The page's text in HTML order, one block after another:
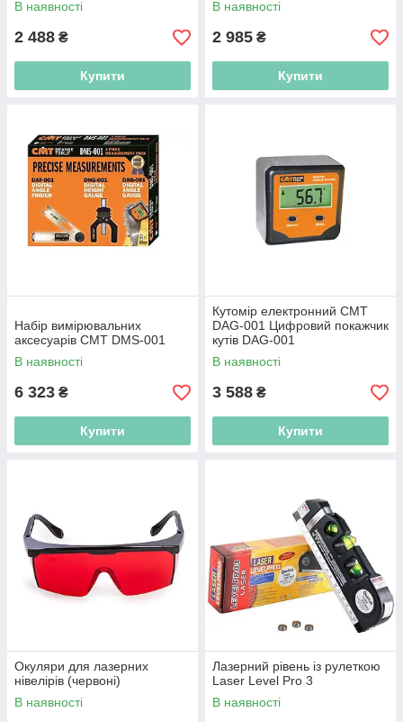
В наявності
2 488 ₴
Купити
В наявності
2 985 ₴
Купити
Набір вимірювальних
аксесуарів СМТ DMS-001
В наявності
6 323 ₴
Купити
Кутомір електронний CMT
DAG-001 Цифровий покажчик
кутів DAG-001
В наявності
3 588 ₴
Купити
Окуляри для лазерних
нівелірів (червоні)
В наявності
Лазерний рівень із рулеткою
Laser Level Pro 3
В наявності